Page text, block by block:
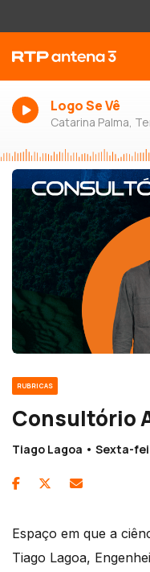
Logo Se Vê
Catarina Palma,
RUBRICAS
Consultório
Tiago Lagoa • Sexta-
Espaço em que a
Tiago Lagoa,